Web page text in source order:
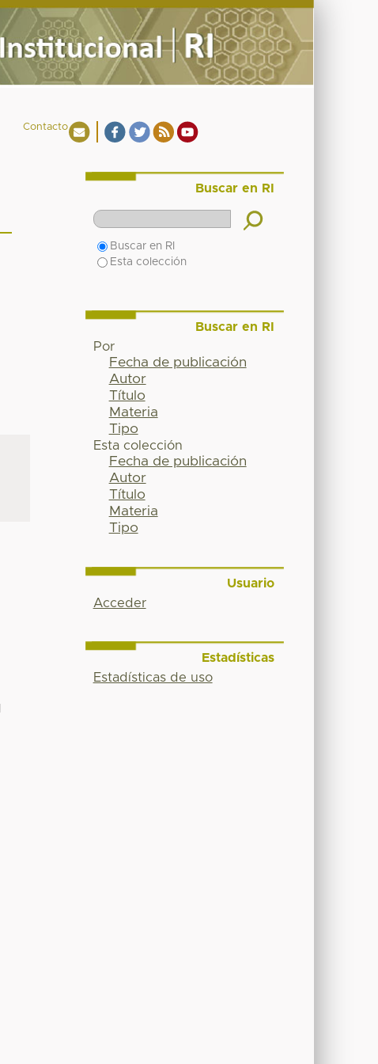
Contacto
Buscar en RI
Buscar en RI
Esta colección
Buscar en RI
Por
Fecha de publicación
Autor
Título
Materia
Tipo
Esta colección
Fecha de publicación
Autor
Título
Materia
Tipo
Usuario
Acceder
Estadísticas
Estadísticas de uso